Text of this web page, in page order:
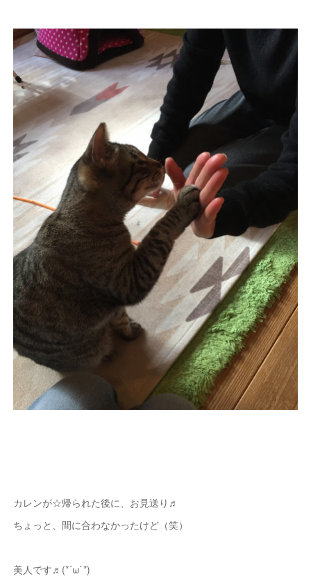
カレンが☆帰られた後に、お見送り♬
ちょっと、間に合わなかったけど（笑）
美人です♬(*´ω`*)